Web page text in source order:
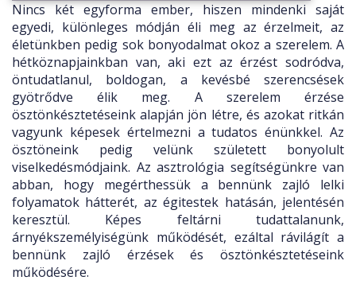
Nincs két egyforma ember, hiszen mindenki saját
egyedi, különleges módján éli meg az érzelmeit, az
életünkben pedig sok bonyodalmat okoz a szerelem. A
hétköznapjainkban van, aki ezt az érzést sodródva,
öntudatlanul, boldogan, a kevésbé szerencsések
gyötrődve élik meg. A szerelem érzése
ösztönkésztetéseink alapján jön létre, és azokat ritkán
vagyunk képesek értelmezni a tudatos énünkkel. Az
ösztöneink pedig velünk született bonyolult
viselkedésmódjaink. Az asztrológia segítségünkre van
abban, hogy megérthessük a bennünk zajló lelki
folyamatok hátterét, az égitestek hatásán, jelentésén
keresztül. Képes feltárni tudattalanunk,
árnyékszemélyiségünk működését, ezáltal rávilágít a
bennünk zajló érzések és ösztönkésztetéseink
működésére.